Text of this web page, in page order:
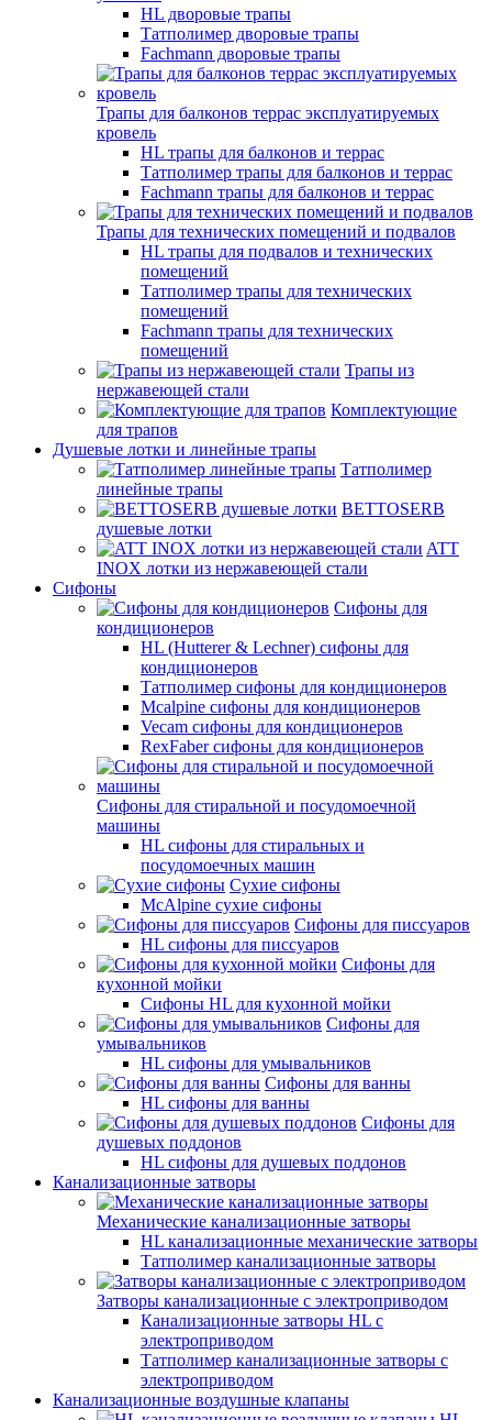
HL дворовые трапы
Татполимер дворовые трапы
Fachmann дворовые трапы
Трапы для балконов террас эксплуатируемых
кровель
HL трапы для балконов и террас
Татполимер трапы для балконов и террас
Fachmann трапы для балконов и террас
Трапы для технических помещений и подвалов
HL трапы для подвалов и технических
помещений
Татполимер трапы для технических
помещений
Fachmann трапы для технических
помещений
Трапы из
нержавеющей стали
Комплектующие
для трапов
Душевые лотки и линейные трапы
Татполимер
линейные трапы
BETTOSERB
душевые лотки
ATT
INOX лотки из нержавеющей стали
Сифоны
Сифоны для
кондиционеров
HL (Hutterer & Lechner) сифоны для
кондиционеров
Татполимер сифоны для кондиционеров
Mcalpine сифоны для кондиционеров
Vecam сифоны для кондиционеров
RexFaber сифоны для кондиционеров
Сифоны для стиральной и посудомоечной
машины
HL сифоны для стиральных и
посудомоечных машин
Сухие сифоны
McAlpine сухие сифоны
Сифоны для писсуаров
HL сифоны для писсуаров
Сифоны для
кухонной мойки
Сифоны HL для кухонной мойки
Сифоны для
умывальников
HL сифоны для умывальников
Сифоны для ванны
HL сифоны для ванны
Сифоны для
душевых поддонов
HL сифоны для душевых поддонов
Канализационные затворы
Механические канализационные затворы
HL канализационные механические затворы
Татполимер канализационные затворы
Затворы канализационные с электроприводом
Канализационные затворы HL с
электроприводом
Татполимер канализационные затворы с
электроприводом
Канализационные воздушные клапаны